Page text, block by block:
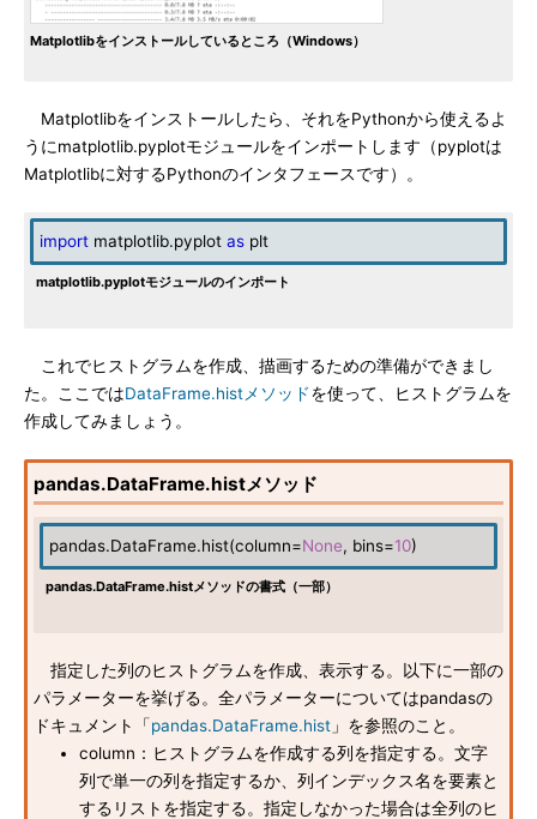
Matplotlibをインストールしているところ（Windows）
Matplotlibをインストールしたら、それをPythonから使えるよ
うにmatplotlib.pyplotモジュールをインポートします（pyplotは
Matplotlibに対するPythonのインタフェースです）。
import matplotlib.pyplot as plt
matplotlib.pyplotモジュールのインポート
これでヒストグラムを作成、描画するための準備ができまし
た。ここではDataFrame.histメソッドを使って、ヒストグラムを
作成してみましょう。
pandas.DataFrame.histメソッド
pandas.DataFrame.hist(column=None, bins=10)
pandas.DataFrame.histメソッドの書式（一部）
指定した列のヒストグラムを作成、表示する。以下に一部の
パラメーターを挙げる。全パラメーターについてはpandasの
ドキュメント「pandas.DataFrame.hist 」を参照のこと。
column：ヒストグラムを作成する列を指定する。文字
列で単一の列を指定するか、列インデックス名を要素と
するリストを指定する。指定しなかった場合は全列のヒ